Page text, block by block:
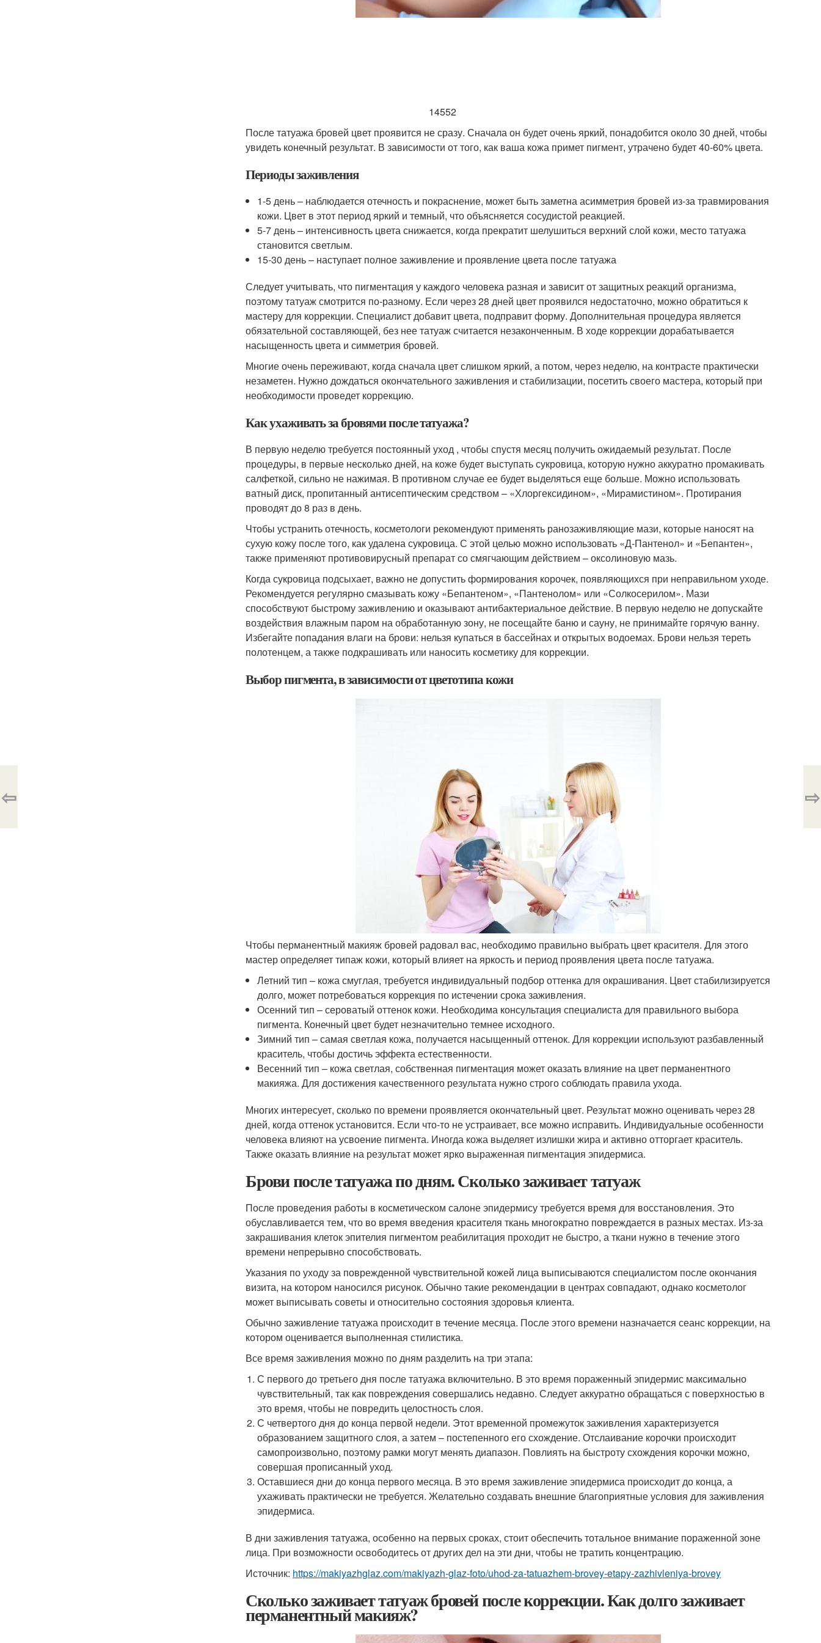
14552
После татуажа бровей цвет проявится не сразу. Сначала он будет очень яркий, понадобится около 30 дней, чтобы
увидеть конечный результат. В зависимости от того, как ваша кожа примет пигмент, утрачено будет 40-60% цвета.
Периоды заживления
1-5 день – наблюдается отечность и покраснение, может быть заметна асимметрия бровей из-за травмирования
кожи. Цвет в этот период яркий и темный, что объясняется сосудистой реакцией.
5-7 день – интенсивность цвета снижается, когда прекратит шелушиться верхний слой кожи, место татуажа
становится светлым.
15-30 день – наступает полное заживление и проявление цвета после татуажа
Следует учитывать, что пигментация у каждого человека разная и зависит от защитных реакций организма,
поэтому татуаж смотрится по-разному. Если через 28 дней цвет проявился недостаточно, можно обратиться к
мастеру для коррекции. Специалист добавит цвета, подправит форму. Дополнительная процедура является
обязательной составляющей, без нее татуаж считается незаконченным. В ходе коррекции дорабатывается
насыщенность цвета и симметрия бровей.
Многие очень переживают, когда сначала цвет слишком яркий, а потом, через неделю, на контрасте практически
незаметен. Нужно дождаться окончательного заживления и стабилизации, посетить своего мастера, который при
необходимости проведет коррекцию.
Как ухаживать за бровями после татуажа?
В первую неделю требуется постоянный уход , чтобы спустя месяц получить ожидаемый результат. После
процедуры, в первые несколько дней, на коже будет выступать сукровица, которую нужно аккуратно промакивать
салфеткой, сильно не нажимая. В противном случае ее будет выделяться еще больше. Можно использовать
ватный диск, пропитанный антисептическим средством – «Хлоргексидином», «Мирамистином». Протирания
проводят до 8 раз в день.
Чтобы устранить отечность, косметологи рекомендуют применять ранозаживляющие мази, которые наносят на
сухую кожу после того, как удалена сукровица. С этой целью можно использовать «Д-Пантенол» и «Бепантен»,
также применяют противовирусный препарат со смягчающим действием – оксолиновую мазь.
Когда сукровица подсыхает, важно не допустить формирования корочек, появляющихся при неправильном уходе.
Рекомендуется регулярно смазывать кожу «Бепантеном», «Пантенолом» или «Солкосерилом». Мази
способствуют быстрому заживлению и оказывают антибактериальное действие. В первую неделю не допускайте
воздействия влажным паром на обработанную зону, не посещайте баню и сауну, не принимайте горячую ванну.
Избегайте попадания влаги на брови: нельзя купаться в бассейнах и открытых водоемах. Брови нельзя тереть
полотенцем, а также подкрашивать или наносить косметику для коррекции.
Выбор пигмента, в зависимости от цветотипа кожи
Чтобы перманентный макияж бровей радовал вас, необходимо правильно выбрать цвет красителя. Для этого
мастер определяет типаж кожи, который влияет на яркость и период проявления цвета после татуажа.
Летний тип – кожа смуглая, требуется индивидуальный подбор оттенка для окрашивания. Цвет стабилизируется
долго, может потребоваться коррекция по истечении срока заживления.
Осенний тип – сероватый оттенок кожи. Необходима консультация специалиста для правильного выбора
пигмента. Конечный цвет будет незначительно темнее исходного.
Зимний тип – самая светлая кожа, получается насыщенный оттенок. Для коррекции используют разбавленный
краситель, чтобы достичь эффекта естественности.
Весенний тип – кожа светлая, собственная пигментация может оказать влияние на цвет перманентного
макияжа. Для достижения качественного результата нужно строго соблюдать правила ухода.
Многих интересует, сколько по времени проявляется окончательный цвет. Результат можно оценивать через 28
дней, когда оттенок установится. Если что-то не устраивает, все можно исправить. Индивидуальные особенности
человека влияют на усвоение пигмента. Иногда кожа выделяет излишки жира и активно отторгает краситель.
Также оказать влияние на результат может ярко выраженная пигментация эпидермиса.
Брови после татуажа по дням. Сколько заживает татуаж
После проведения работы в косметическом салоне эпидермису требуется время для восстановления. Это
обуславливается тем, что во время введения красителя ткань многократно повреждается в разных местах. Из-за
закрашивания клеток эпителия пигментом реабилитация проходит не быстро, а ткани нужно в течение этого
времени непрерывно способствовать.
Указания по уходу за поврежденной чувствительной кожей лица выписываются специалистом после окончания
визита, на котором наносился рисунок. Обычно такие рекомендации в центрах совпадают, однако косметолог
может выписывать советы и относительно состояния здоровья клиента.
Обычно заживление татуажа происходит в течение месяца. После этого времени назначается сеанс коррекции, на
котором оценивается выполненная стилистика.
Все время заживления можно по дням разделить на три этапа:
С первого до третьего дня после татуажа включительно. В это время пораженный эпидермис максимально
чувствительный, так как повреждения совершались недавно. Следует аккуратно обращаться с поверхностью в
это время, чтобы не повредить целостность слоя.
С четвертого дня до конца первой недели. Этот временной промежуток заживления характеризуется
образованием защитного слоя, а затем – постепенного его схождение. Отслаивание корочки происходит
самопроизвольно, поэтому рамки могут менять диапазон. Повлиять на быстроту схождения корочки можно,
совершая прописанный уход.
Оставшиеся дни до конца первого месяца. В это время заживление эпидермиса происходит до конца, а
ухаживать практически не требуется. Желательно создавать внешние благоприятные условия для заживления
эпидермиса.
В дни заживления татуажа, особенно на первых сроках, стоит обеспечить тотальное внимание пораженной зоне
лица. При возможности освободитесь от других дел на эти дни, чтобы не тратить концентрацию.
Источник: https://makiyazhglaz.com/makiyazh-glaz-foto/uhod-za-tatuazhem-brovey-etapy-zazhivleniya-brovey
Сколько заживает татуаж бровей после коррекции. Как долго заживает
перманентный макияж?
⇦ ⇨